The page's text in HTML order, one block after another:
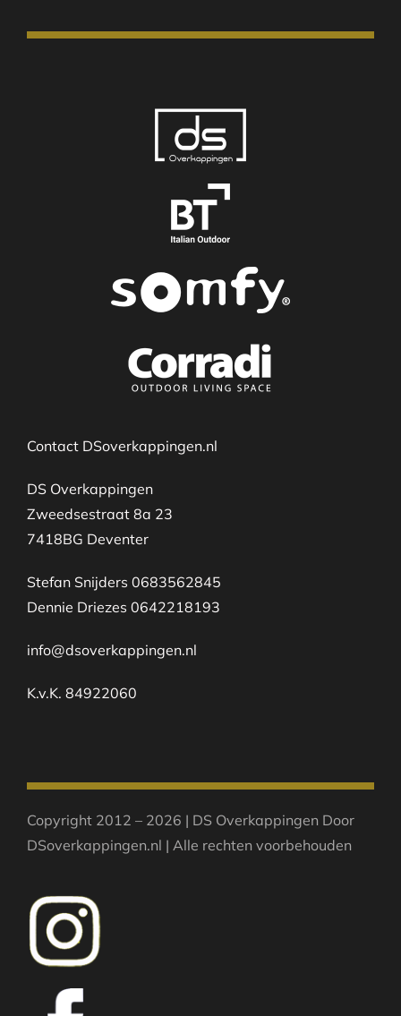
Contact DSoverkappingen.nl
DS Overkappingen
Zweedsestraat 8a 23
7418BG Deventer
Stefan Snijders 0683562845
Dennie Driezes 0642218193
info@dsoverkappingen.nl
K.v.K. 84922060
Copyright 2012 – 2026 | DS Overkappingen Door
DSoverkappingen.nl | Alle rechten voorbehouden